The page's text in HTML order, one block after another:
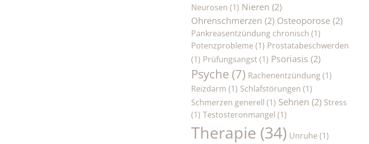
Neurosen (1) Nieren (2)
Ohrenschmerzen (2) Osteoporose (2)
Pankreasentzündung chronisch (1)
Potenzprobleme (1) Prostatabeschwerden
(1) Prüfungsangst(1) Psoriasis (2)
Psyche (7) Rachenentzündung(1)
Reizdarm (1) Schlafstörungen (1)
Schmerzen generell (1) Sehnen (2) Stress
(1) Testosteronmangel (1)
Therapie (34) Unruhe (1)